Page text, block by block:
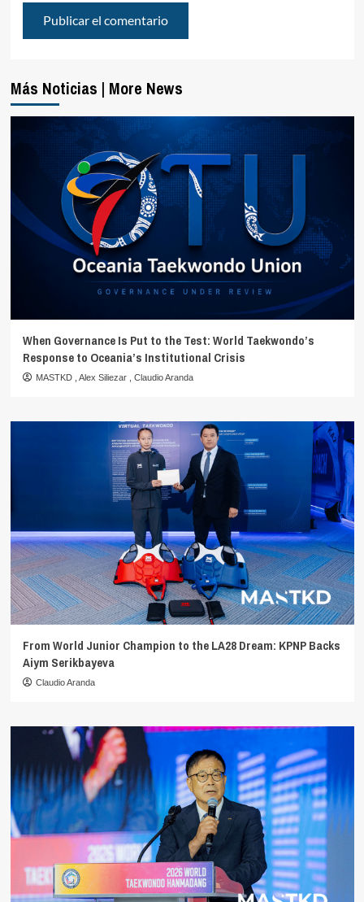
Más Noticias | More News
When Governance Is Put to the Test: World Taekwondo’s
Response to Oceania’s Institutional Crisis
MASTKD Alex Siliezar Claudio Aranda
From World Junior Champion to the LA28 Dream: KPNP Backs
Aiym Serikbayeva
Claudio Aranda